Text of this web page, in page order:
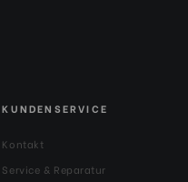
KUNDENSERVICE
Kontakt
Service & Reparatur